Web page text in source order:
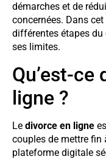
démarches et de
concernées. Dans
différentes étapes du
ses limites.
Qu’est-ce
ligne ?
Le divorce en ligne
couples de mettre fin
plateforme digitale